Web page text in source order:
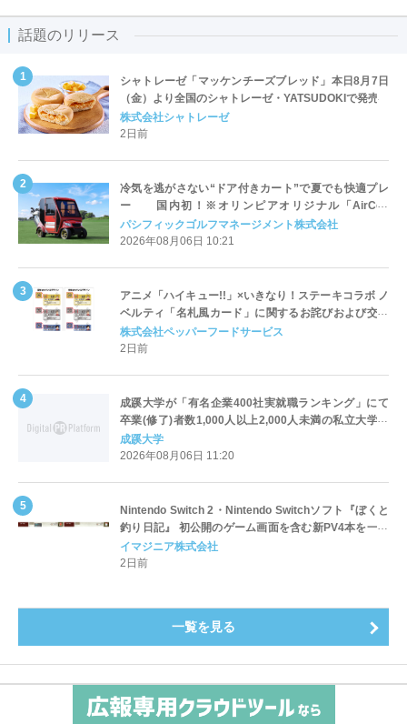
話題のリリース
シャトレーゼ「マッケンチーズブレッド」本日8月7日
（金）より全国のシャトレーゼ・YATSUDOKIで発売
株式会社シャトレーゼ
2日前
冷気を逃がさない“ドア付きカート”で夏でも快適プレ
ー 国内初！※オリンピアオリジナル「AirCon
Cart（エアコンカート）」導入 | ＰＧＭ
パシフィックゴルフマネージメント株式会社
2026年08月06日 10:21
アニメ「ハイキュー!!」×いきなり！ステーキコラボ ノ
ベルティ「名札風カード」に関するお詫びおよび交換
対応についてのご案内
株式会社ペッパーフードサービス
2日前
成蹊大学が「有名企業400社実就職ランキング」にて
卒業(修了)者数1,000人以上2,000人未満の私立大学で
全国第1位を獲得！～実就職率は26.5%（前年比＋
4.3pt）に伸長、東京の私立大学でも10位にランクイン
成蹊大学
2026年08月06日 11:20
Nintendo Switch 2・Nintendo Switchソフト『ぼくと
釣り日記』 初公開のゲーム画面を含む新PV4本を一挙
公開！
イマジニア株式会社
2日前
一覧を見る